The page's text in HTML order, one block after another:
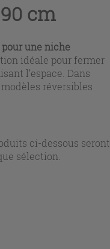
cm
pour une niche
idéale pour fermer
l’espace. Dans
réversibles
versions
aux petites variations
ou satiné,
couvre les besoins
des projets de
ci-dessous seront
sélection.